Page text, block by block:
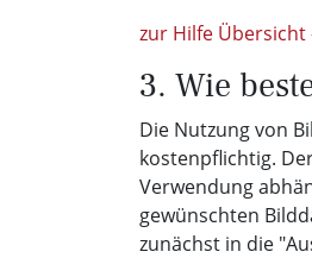
zur Hilfe Übersicht
3. Wie
Die Nutzung von
kostenpflichtig.
Verwendung
gewünschten
zunächst in die